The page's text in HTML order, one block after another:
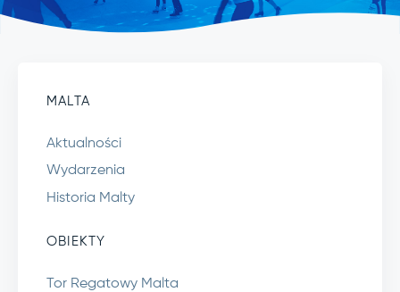
MALTA
Aktualności
Wydarzenia
Historia Malty
OBIEKTY
Tor Regatowy Malta